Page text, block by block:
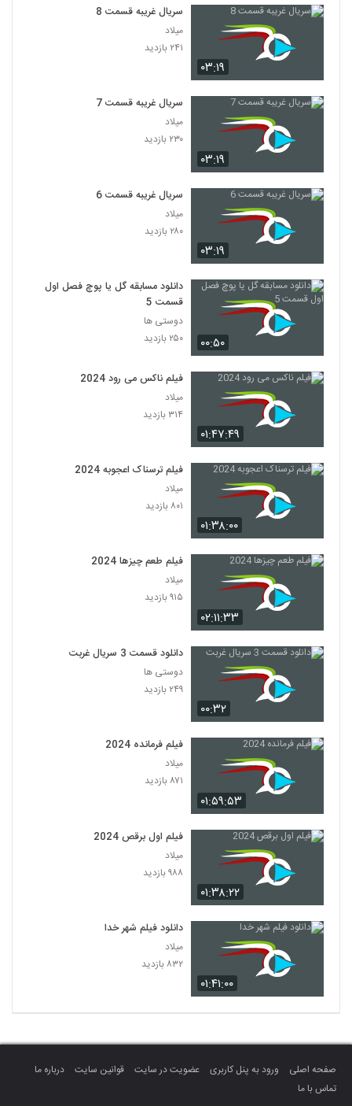
۰۳:۱۹
سریال غریبه قسمت 8
میلاد
۲۴۱ بازدید
۰۳:۱۹
سریال غریبه قسمت 7
میلاد
۲۳۰ بازدید
۰۳:۱۹
سریال غریبه قسمت 6
میلاد
۲۸۰ بازدید
۰۰:۵۰
دانلود مسابقه گل یا پوچ فصل اول
قسمت 5
دوستی ها
۲۵۰ بازدید
۰۱:۴۷:۴۹
فیلم ناکس می رود 2024
میلاد
۳۱۴ بازدید
۰۱:۳۸:۰۰
فیلم ترسناک اعجوبه 2024
میلاد
۸۰۱ بازدید
۰۲:۱۱:۳۳
فیلم طعم چیزها 2024
میلاد
۹۱۵ بازدید
۰۰:۳۲
دانلود قسمت 3 سریال غربت
دوستی ها
۲۴۹ بازدید
۰۱:۵۹:۵۳
فیلم فرمانده 2024
میلاد
۸۷۱ بازدید
۰۱:۳۸:۲۲
فیلم اول برقص 2024
میلاد
۹۸۸ بازدید
۰۱:۴۱:۰۰
دانلود فیلم شهر خدا
میلاد
۸۳۲ بازدید
صفحه اصلی ورود به پنل کاربری عضویت در سایت قوانین سایت
درباره ما
تماس با ما